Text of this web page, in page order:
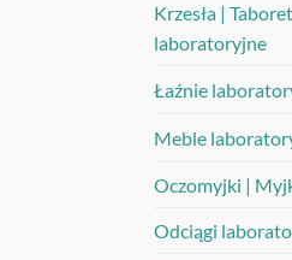
Krzesła |
laboratoryjne
Łaźnie
Meble
Oczomyjki |
Odciągi